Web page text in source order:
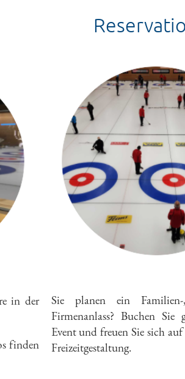
in der
finden
Sie planen ein
Firmenanlass? Buchen Sie
Event und freuen Sie sich auf
Freizeitgestaltung.